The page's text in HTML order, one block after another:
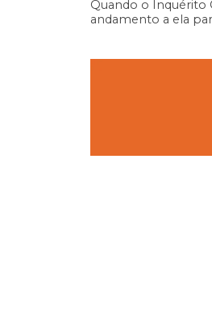
Quando o Inquérito
andamento a ela